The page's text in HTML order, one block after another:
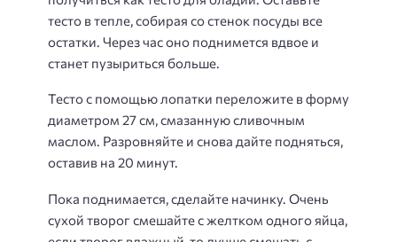
тесто в тепле, собирая со стенок посуды все
остатки. Через час оно поднимется вдвое и
станет пузыриться больше.
Тесто с помощью лопатки переложите в форму
диаметром 27 см, смазанную сливочным
маслом. Разровняйте и снова дайте подняться,
оставив на 20 минут.
Пока поднимается, сделайте начинку. Очень
сухой творог смешайте с желтком одного яйца,